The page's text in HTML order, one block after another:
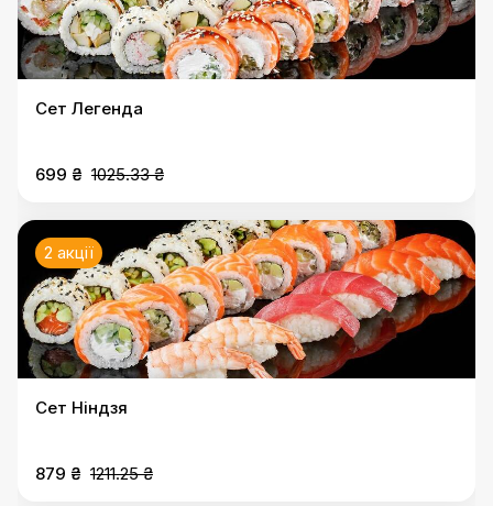
Сет Легенда
699 ₴ 1025.33 ₴
2 акції
Сет Ніндзя
879 ₴ 1211.25 ₴